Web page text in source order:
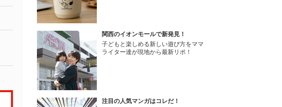
関西のイオンモールで新発見！
子どもと楽しめる新しい遊び方をママ
ライター達が現地から最新リポ！
注目の人気マンガはコレだ！